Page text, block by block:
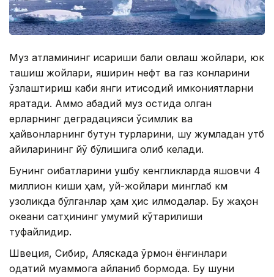
Муз қатламининг қисқариши балиқ овлаш жойлари, юк
ташиш жойлари, яширин нефт ва газ конларини
ўзлаштириш каби янги иқтисодий имкониятларни
яратади. Аммо абадий муз остида қолган
ерларнинг деградацияси ўсимлик ва
ҳайвонларнинг бутун турларини, шу жумладан қутб
айиқларининг йўқ бўлишига олиб келади.
Бунинг оқибатларини ушбу кенгликларда яшовчи 4
миллион киши ҳам, уй-жойлари минглаб км
узоқликда бўлганлар ҳам ҳис қилмоқдалар. Бу жаҳон
океани сатҳининг умумий кўтарилиши
туфайлидир.
Швеция, Сибир, Аляскада ўрмон ёнғинлари
одатий муаммога айланиб бормоқда. Бу шуни